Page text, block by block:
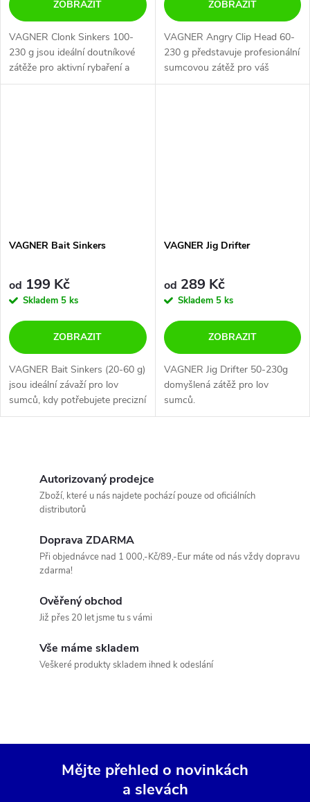
ZOBRAZIT
VAGNER Clonk Sinkers 100-
230 g jsou ideální doutníkové
zátěže pro aktivní rybaření a
sumcařinu.
ZOBRAZIT
VAGNER Angry Clip Head 60-
230 g představuje profesionální
sumcovou zátěž pro váš
úspěšný lov sumců.
VAGNER Bait Sinkers
od 199 Kč
Skladem 5 ks
ZOBRAZIT
VAGNER Bait Sinkers (20-60 g)
jsou ideální závaží pro lov
sumců, kdy potřebujete precizní
prezentaci nástrahy.
VAGNER Jig Drifter
od 289 Kč
Skladem 5 ks
ZOBRAZIT
VAGNER Jig Drifter 50-230g
domyšlená zátěž pro lov
sumců.
Autorizovaný prodejce
Zboží, které u nás najdete pochází pouze od oficiálních
distributorů
Doprava ZDARMA
Při objednávce nad 1 000,-Kč/89,-Eur máte od nás vždy dopravu
zdarma!
Ověřený obchod
Již přes 20 let jsme tu s vámi
Vše máme skladem
Veškeré produkty skladem ihned k odeslání
Mějte přehled o novinkách
a slevách